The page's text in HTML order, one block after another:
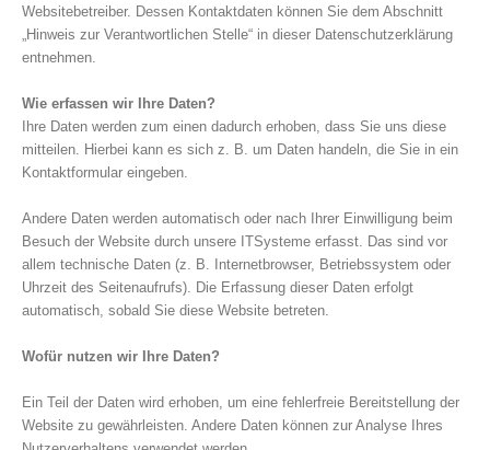
Websitebetreiber. Dessen Kontaktdaten können Sie dem Abschnitt
„Hinweis zur Verantwortlichen Stelle“ in dieser Datenschutzerklärung
entnehmen.
Wie erfassen wir Ihre Daten?
Ihre Daten werden zum einen dadurch erhoben, dass Sie uns diese
mitteilen. Hierbei kann es sich z. B. um Daten handeln, die Sie in ein
Kontaktformular eingeben.
Andere Daten werden automatisch oder nach Ihrer Einwilligung beim
Besuch der Website durch unsere ITSysteme erfasst. Das sind vor
allem technische Daten (z. B. Internetbrowser, Betriebssystem oder
Uhrzeit des Seitenaufrufs). Die Erfassung dieser Daten erfolgt
automatisch, sobald Sie diese Website betreten.
Wofür nutzen wir Ihre Daten?
Ein Teil der Daten wird erhoben, um eine fehlerfreie Bereitstellung der
Website zu gewährleisten. Andere Daten können zur Analyse Ihres